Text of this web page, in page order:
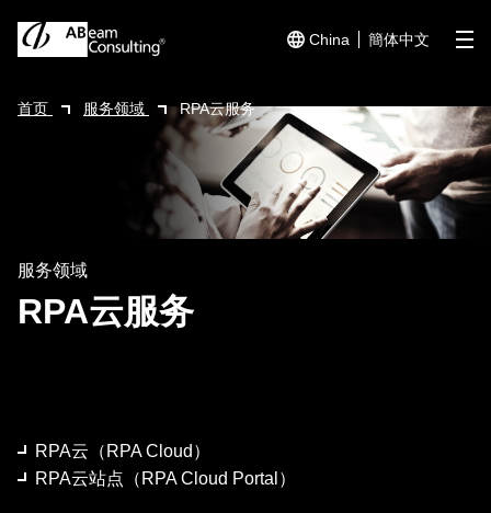
China 簡体中文
首页 服务领域 RPA云服务
RPA云服务
服务领域
RPA云（RPA Cloud）
RPA云站点（RPA Cloud Portal）